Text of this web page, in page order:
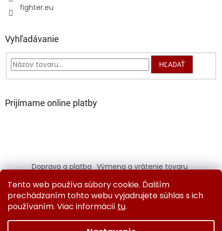
Tento web používa súbory cookie. Ďalším
prechádzaním tohto webu vyjadrujete súhlas s ich
používaním. Viac informácií tu.
fighter.eu
Vyhľadávanie
HĽADAŤ
Prijímame online platby
Doprava a platba Výmena a vrátenie tovaru
Ochrana osobných údajov